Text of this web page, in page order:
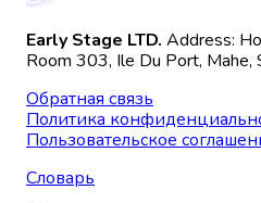
Early Stage LTD. Address:
Room 303, Ile Du Port, Mahe,
Обратная связь
Политика
Пользовательское
Словарь